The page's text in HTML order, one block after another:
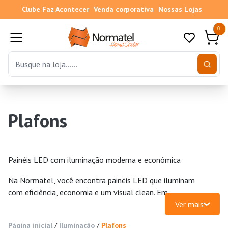
Clube Faz Acontecer Venda corporativa Nossas Lojas
0
Plafons
Painéis LED com iluminação moderna e econômica
Na Normatel, você encontra painéis LED que iluminam
com eficiência, economia e um visual clean. Em
Fortaleza, no Cariri e em todo o Ceará, temos soluções
perfeitas pra escritórios, cozinhas, áreas de serviço e
Ver mais
Página inicial / Iluminação / Plafons